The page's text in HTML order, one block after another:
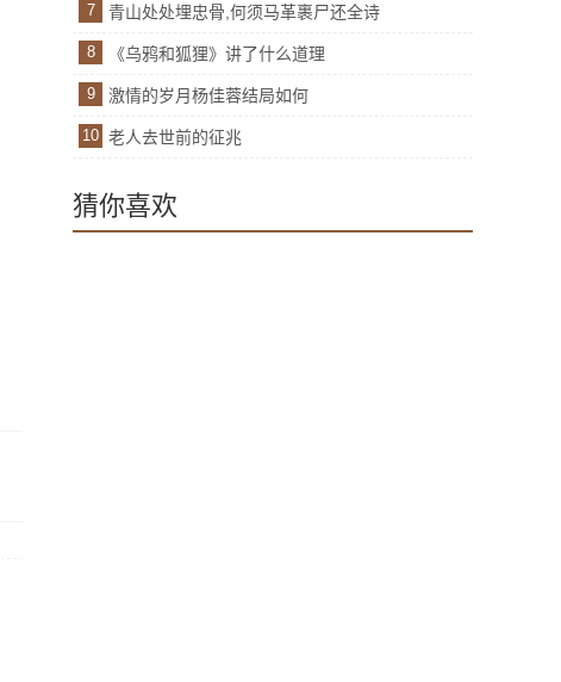
7 青山处处埋忠骨,何须马革裹尸还全诗
8 《乌鸦和狐狸》讲了什么道理
9 激情的岁月杨佳蓉结局如何
10 老人去世前的征兆
猜你喜欢